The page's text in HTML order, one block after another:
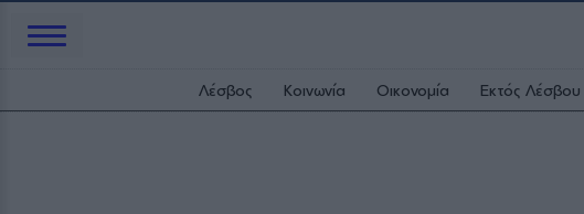
Λέσβος Κοινωνία Οικονομία Εκτός Λέσβου